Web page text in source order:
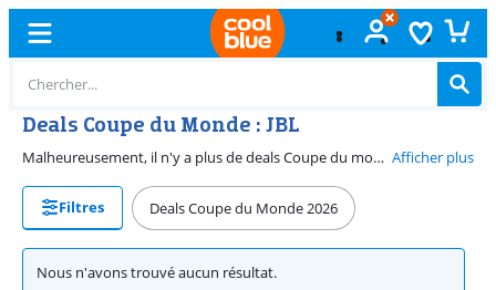
Deals Coupe du Monde : JBL
Malheureusement, il n'y a plus de deals Coupe du monde. Vous voulez toujours acheter un produit JBL à prix réduit ? Vous allez peut-être trouver votre nouveau produit JBL en réduction sur notre page dédiée aux promotions. Afficher plus
Filtres Deals Coupe du Monde 2026
Nous n'avons trouvé aucun résultat.